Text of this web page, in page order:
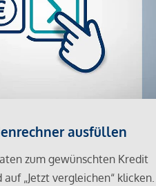
ausfüllen
zum gewünschten Kredit
„Jetzt vergleichen“ klicken.